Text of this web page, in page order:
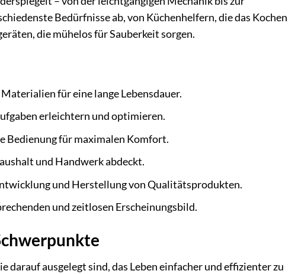
Bedürfnisse ab, von Küchenhelfern, die das Kochen
die mühelos für Sauberkeit sorgen.
für eine lange Lebensdauer.
erleichtern und optimieren.
Bedienung für maximalen Komfort.
und Handwerk abdeckt.
und Herstellung von Qualitätsprodukten.
und zeitlosen Erscheinungsbild.
ausgelegt sind, das Leben einfacher und effizienter zu